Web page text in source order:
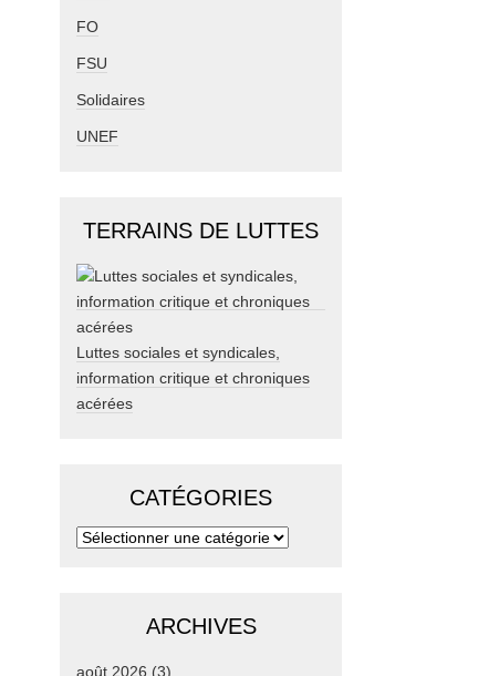
FO
FSU
Solidaires
UNEF
TERRAINS DE LUTTES
Luttes sociales et syndicales,
information critique et chroniques
acérées
CATÉGORIES
ARCHIVES
août 2026 (3)